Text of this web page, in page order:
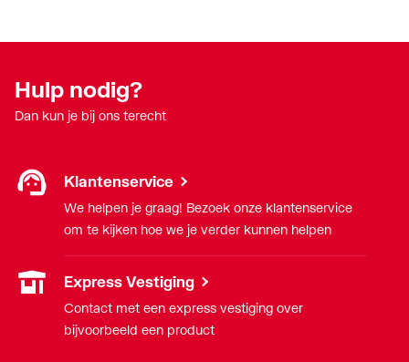
Hulp nodig?
Dan kun je bij ons terecht
Klantenservice
We helpen je graag! Bezoek onze klantenservice
om te kijken hoe we je verder kunnen helpen
Express Vestiging
Contact met een express vestiging over
bijvoorbeeld een product